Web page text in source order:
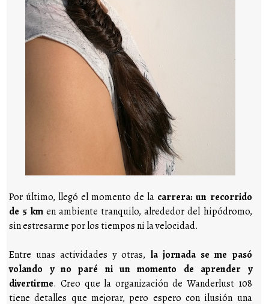
Por último, llegó el momento de la carrera: un recorrido
de 5 kmen ambiente tranquilo, alrededor del hipódromo,
sin estresarme por los tiempos ni la velocidad.
Entre unas actividades y otras, la jornada se me pasó
volando y no paré ni un momento de aprender y
divertirme. Creo que la organización de Wanderlust 108
tiene detalles que mejorar, pero espero con ilusión una